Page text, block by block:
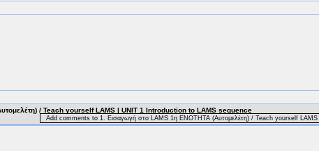
/ Teach yourself LAMS | UNIT 1 Introduction to LAMS sequence
Add comments to 1. Εισαγωγή στο LAMS 1η ΕΝΟΤΗΤΑ (Αυτομελέτη) / Teach yourself